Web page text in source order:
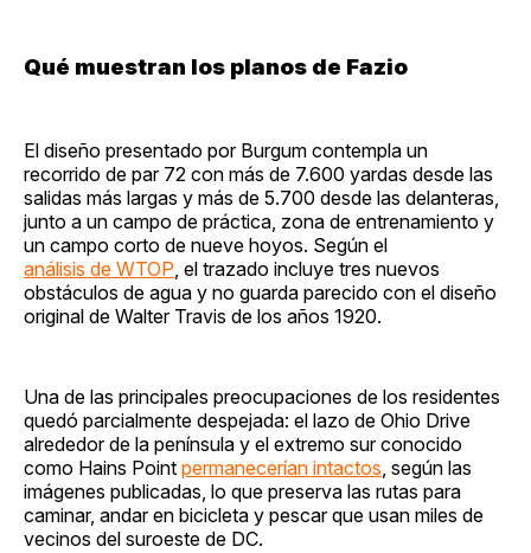
Qué muestran los planos de Fazio
El diseño presentado por Burgum contempla un
recorrido de par 72 con más de 7.600 yardas desde las
salidas más largas y más de 5.700 desde las delanteras,
junto a un campo de práctica, zona de entrenamiento y
un campo corto de nueve hoyos. Según el
análisis de WTOP, el trazado incluye tres nuevos
obstáculos de agua y no guarda parecido con el diseño
original de Walter Travis de los años 1920.
Una de las principales preocupaciones de los residentes
quedó parcialmente despejada: el lazo de Ohio Drive
alrededor de la península y el extremo sur conocido
como Hains Point permanecerían intactos, según las
imágenes publicadas, lo que preserva las rutas para
caminar, andar en bicicleta y pescar que usan miles de
vecinos del suroeste de DC.